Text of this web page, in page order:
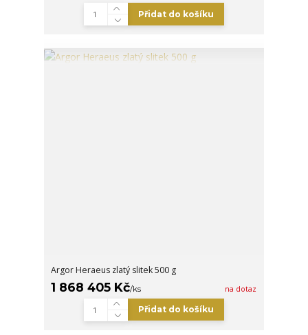
Přidat do košíku
Argor Heraeus zlatý slitek 500 g
1 868 405 Kč/ks na dotaz
Přidat do košíku